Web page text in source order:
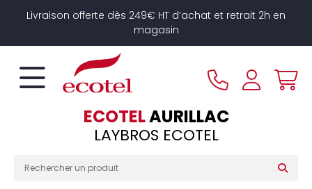
Livraison offerte dès 249€ HT d’achat et retrait 2h en
magasin
ECOTELAURILLAC
LAYBROS ECOTEL
Panneau de gestion des cookies